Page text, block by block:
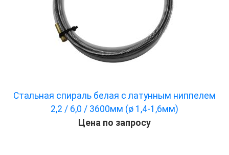
Стальная спираль белая с латунным ниппелем
2,2 / 6,0 / 3600мм (ø 1,4-1,6мм)
Цена по запросу